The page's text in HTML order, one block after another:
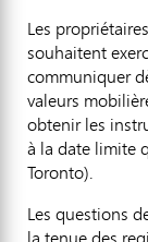
Les
souhaitent
communiquer
valeurs
obtenir les
à la date limite
Toronto).
Les questions